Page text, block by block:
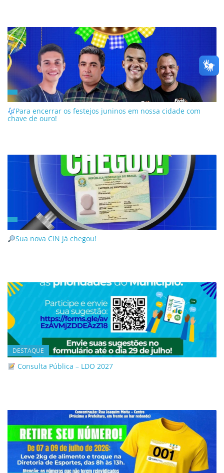
Para encerrar os festejos juninos em nossa cidade com
chave de ouro!
Sua nova CIN já chegou!
DESTAQUE
Consulta Pública – LDO 2027